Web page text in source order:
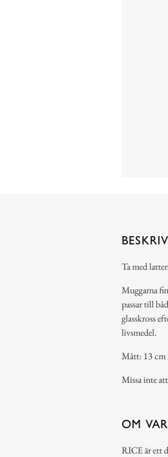
Ta med
Muggarna
passar till
glasskross
livsmedel.
Mått: 13 cm
Missa inte
OM
RICE är ett